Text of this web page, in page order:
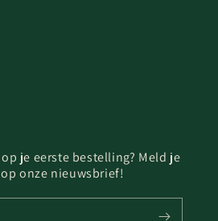
je eerste bestelling? Meld je
onze nieuwsbrief!